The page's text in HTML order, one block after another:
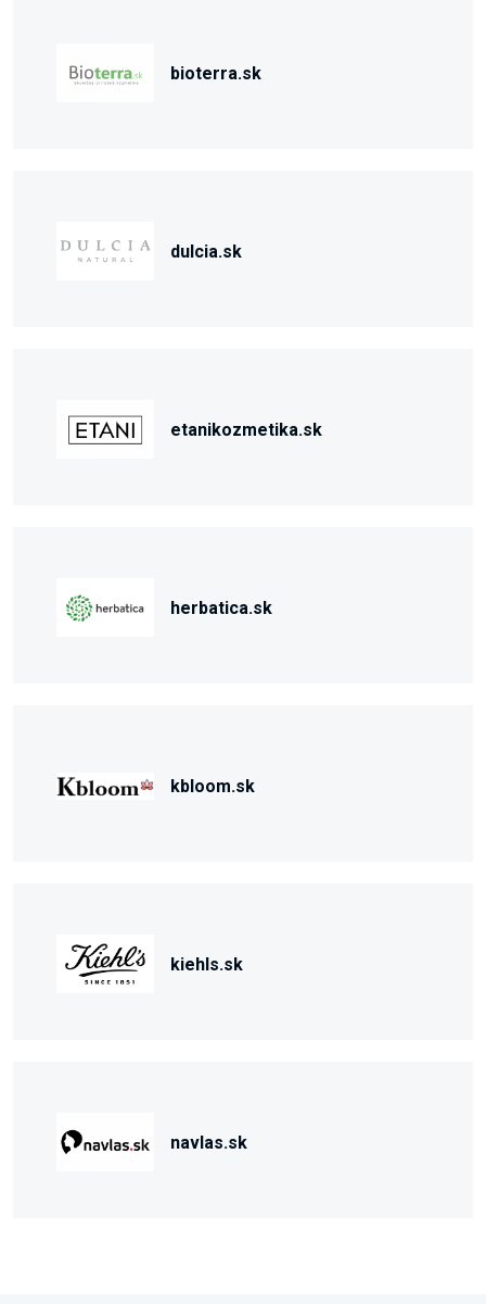
bioterra.sk
dulcia.sk
etanikozmetika.sk
herbatica.sk
kbloom.sk
kiehls.sk
navlas.sk